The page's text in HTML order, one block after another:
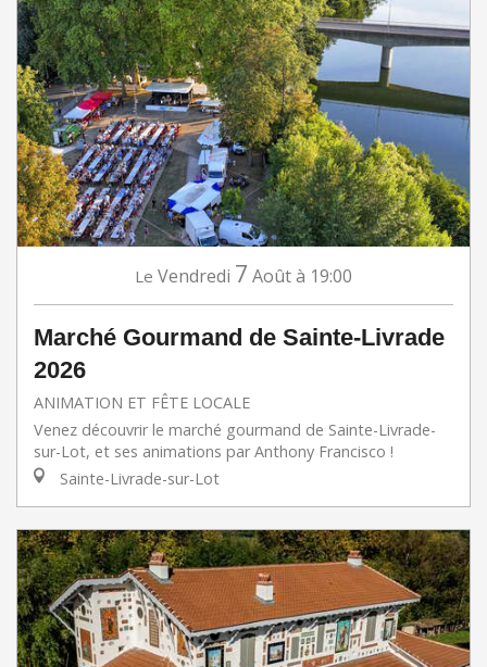
Le Vendredi 7 Aoûtà 19:00
Marché Gourmand de Sainte-Livrade
2026
ANIMATION ET FÊTE LOCALE
Venez découvrir le marché gourmand de Sainte-Livrade-
sur-Lot, et ses animations par Anthony Francisco !
Sainte-Livrade-sur-Lot